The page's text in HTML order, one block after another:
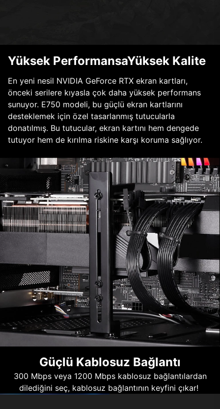
Yüksek PerformansaYüksek Kalite
En yeni nesil NVIDIA GeForce RTX ekran kartları,
önceki serilere kıyasla çok daha yüksek performans
sunuyor. E750 modeli, bu güçlü ekran kartlarını
desteklemek için özel tasarlanmış tutucularla
donatılmış. Bu tutucular, ekran kartını hem dengede
tutuyor hem de kırılma riskine karşı koruma sağlıyor.
Güçlü Kablosuz Bağlantı
300 Mbps veya 1200 Mbps kablosuz bağlantılardan
dilediğini seç, kablosuz bağlantının keyfini çıkar!